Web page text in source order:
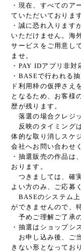
・現在、すべてのア
ていただいております
・誠に恐れ入ります
いただけません。海
サービスをご用意し
ませ。
・PAY IDアプリ非対
・BASEで行われる
ド利用枠の仮押さえ
となるため、お客様
歴が残ります。
落選の場合クレジ
反映のタイミング
体的な取り消しスケ
会社へお問い合わせ
・抽選販売の作品は
おります。
つきましては、確
よい方のみ、ご応募
BASEのシステム上
ができませんので、
予めご理解ご了承
・抽選はショップシ
お申し込み後、ご
きない形となってお